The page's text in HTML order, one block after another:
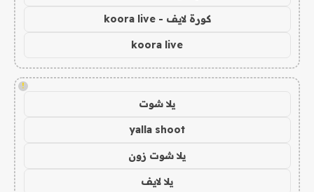
كورة لايف - koora live
koora live
!
يلا شوت
yalla shoot
يلا شوت زون
يلا لايف